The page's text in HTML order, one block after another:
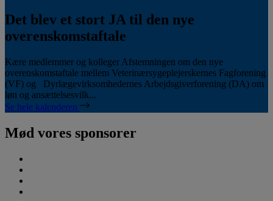
Det blev et stort JA til den nye
overenskomstaftale
Kære medlemmer og kolleger Afstemningen om den nye
overenskomstaftale mellem Veterinærsygeplejerskernes Fagforening
(VF) og Dyrlægevirksomhedernes Arbejdsgiverforening (DA) om
løn og ansættelsesvilk...
Se hele kalenderen
Mød vores sponsorer